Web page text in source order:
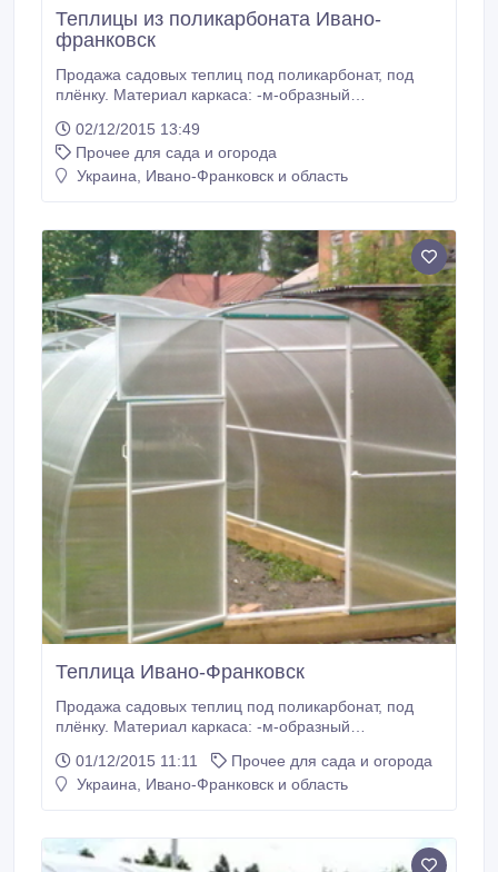
Теплицы из поликарбоната Ивано-
франковск
Продажа садовых теплиц под поликарбонат, под
плёнку. Материал каркаса: -м-образный
профильная труба, покрытая цинком(20*20*2 мм);
-алюминиевая профильная труба(20*20(30)*2 мм).
Габаритные размеры теплиц Ш*Д*В (м.) : 3*4*2 3*6*2
02/12/2015 13:49
Прочее для сада и огорода
Украина, Ивано-Франковск и область
Теплица Ивано-Франковск
Продажа садовых теплиц под поликарбонат, под
плёнку. Материал каркаса: -м-образный
профильная труба, покрытая цинком(20*20*2 мм);
-алюминиевая профильная труба(20*20*2 мм).
нестандартных размеров.
01/12/2015 11:11
Прочее для сада и огорода
Украина, Ивано-Франковск и область